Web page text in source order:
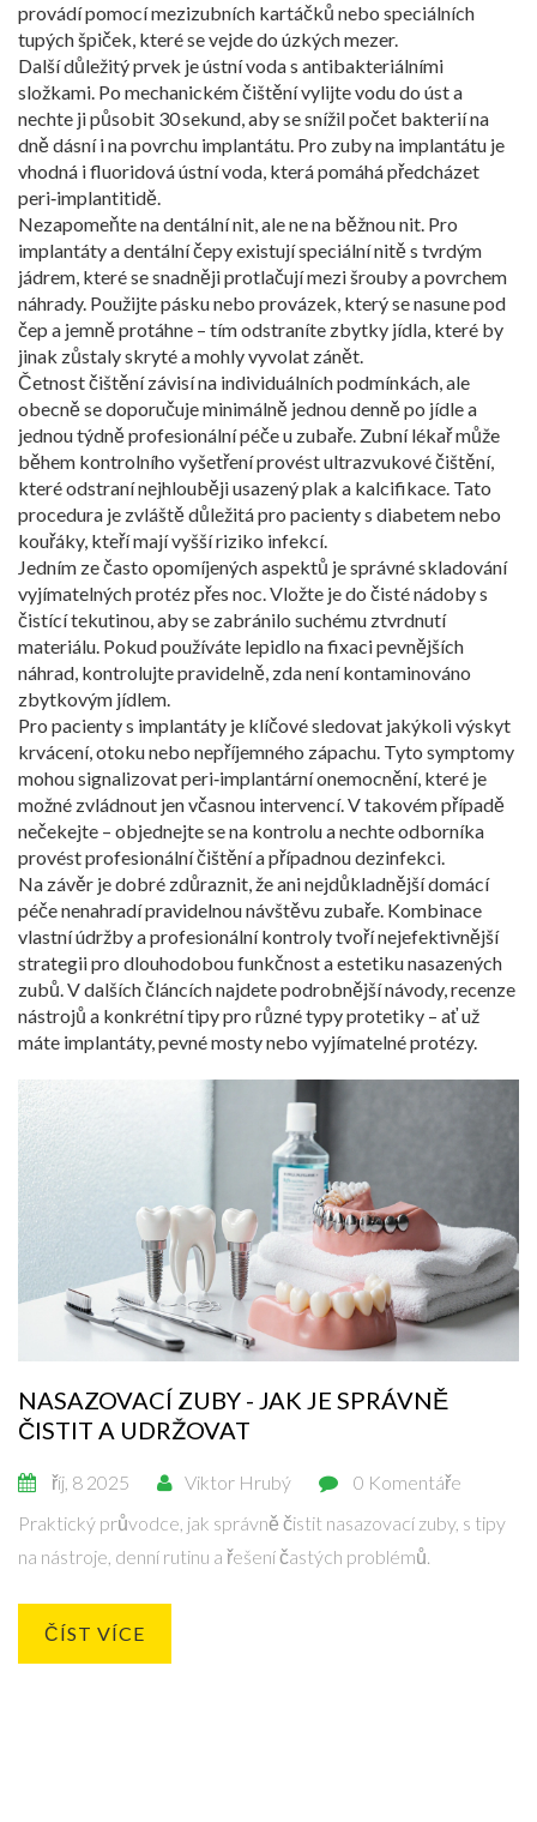
provádí pomocí mezizubních kartáčků nebo speciálních
tupých špiček, které se vejde do úzkých mezer.
Další důležitý prvek je ústní voda s antibakteriálními
složkami. Po mechanickém čištění vylijte vodu do úst a
nechte ji působit 30 sekund, aby se snížil počet bakterií na
dně dásní i na povrchu implantátu. Pro zuby na implantátu je
vhodná i fluoridová ústní voda, která pomáhá předcházet
peri‑implantitidě.
Nezapomeňte na dentální nit, ale ne na běžnou nit. Pro
implantáty a dentální čepy existují speciální nitě s tvrdým
jádrem, které se snadněji protlačují mezi šrouby a povrchem
náhrady. Použijte pásku nebo provázek, který se nasune pod
čep a jemně protáhne – tím odstraníte zbytky jídla, které by
jinak zůstaly skryté a mohly vyvolat zánět.
Četnost čištění závisí na individuálních podmínkách, ale
obecně se doporučuje minimálně jednou denně po jídle a
jednou týdně profesionální péče u zubaře. Zubní lékař může
během kontrolního vyšetření provést ultrazvukové čištění,
které odstraní nejhlouběji usazený plak a kalcifikace. Tato
procedura je zvláště důležitá pro pacienty s diabetem nebo
kouřáky, kteří mají vyšší riziko infekcí.
Jedním ze často opomíjených aspektů je správné skladování
vyjímatelných protéz přes noc. Vložte je do čisté nádoby s
čistící tekutinou, aby se zabránilo suchému ztvrdnutí
materiálu. Pokud používáte lepidlo na fixaci pevnějších
náhrad, kontrolujte pravidelně, zda není kontaminováno
zbytkovým jídlem.
Pro pacienty s implantáty je klíčové sledovat jakýkoli výskyt
krvácení, otoku nebo nepříjemného zápachu. Tyto symptomy
mohou signalizovat peri‑implantární onemocnění, které je
možné zvládnout jen včasnou intervencí. V takovém případě
nečekejte – objednejte se na kontrolu a nechte odborníka
provést profesionální čištění a případnou dezinfekci.
Na závěr je dobré zdůraznit, že ani nejdůkladnější domácí
péče nenahradí pravidelnou návštěvu zubaře. Kombinace
vlastní údržby a profesionální kontroly tvoří nejefektivnější
strategii pro dlouhodobou funkčnost a estetiku nasazených
zubů. V dalších článcích najdete podrobnější návody, recenze
nástrojů a konkrétní tipy pro různé typy protetiky – ať už
máte implantáty, pevné mosty nebo vyjímatelné protézy.
NASAZOVACÍ ZUBY - JAK JE SPRÁVNĚ
ČISTIT A UDRŽOVAT
říj, 8 2025 Viktor Hrubý
0 Komentáře
Praktický průvodce, jak správně čistit nasazovací zuby, s tipy
na nástroje, denní rutinu a řešení častých problémů.
ČÍST VÍCE